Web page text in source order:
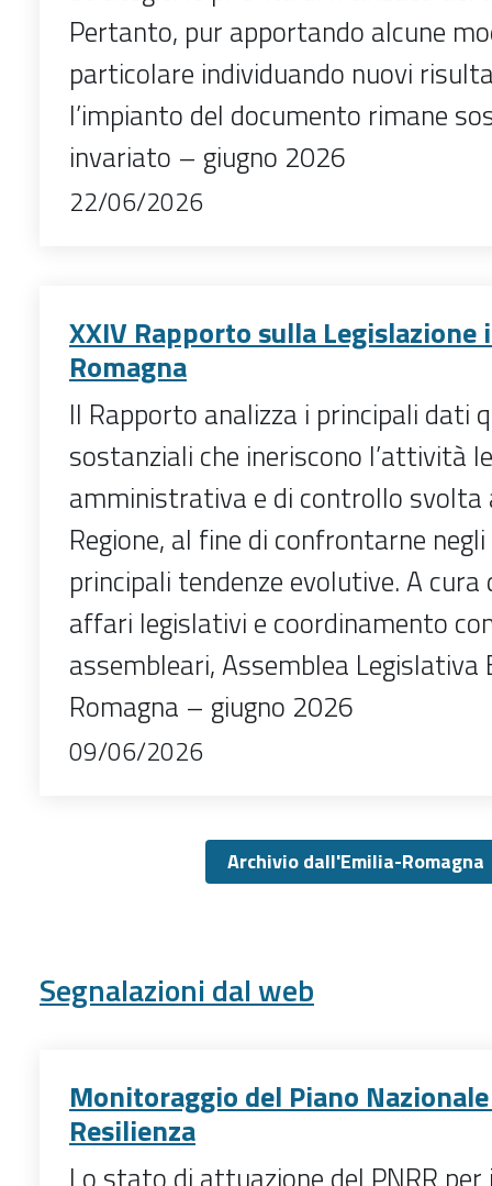
Pertanto, pur apportando alcune
particolare individuando nuovi
l’impianto del documento rimane
invariato – giugno 2026
22/06/2026
XXIV Rapporto sulla Legislazione
Romagna
Il Rapporto analizza i principali dati
sostanziali che ineriscono l’attività
amministrativa e di controllo svolta
Regione, al fine di confrontarne
principali tendenze evolutive. A cura
affari legislativi e coordinamento
assembleari, Assemblea Legislativa
Romagna – giugno 2026
09/06/2026
Archivio dall'Emilia-Romagna
Segnalazioni dal web
Monitoraggio del Piano
Resilienza